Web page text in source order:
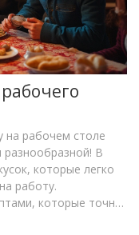
на рабочем столе
В
которые легко
работу.
которые точно